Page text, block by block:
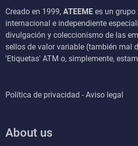
Creado en 1999,ATEEME es un
internacional e independiente
divulgación y coleccionismo de las
sellos de valor variable (también mal
'Etiquetas' ATM o, simplemente,
Política de privacidad - Aviso legal
About us